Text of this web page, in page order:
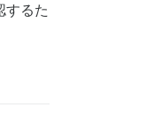
するた